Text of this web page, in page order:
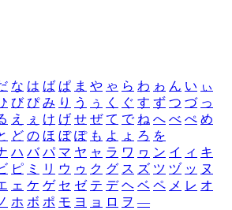
な は ば ぱ ま や ゃ ら わ ゎ ん い ぃ
び ぴ み り う ぅ く ぐ す ず つ づ っ
え ぇ け げ せ ぜ て で ね へ べ ぺ め
ど の ほ ぼ ぽ も よ ょ ろ を
ハ バ パ マ ヤ ャ ラ ワ ヮ ン イ ィ キ
ピ ミ リ ウ ゥ ク グ ス ズ ツ ヅ ッ ヌ
ェ ケ ゲ セ ゼ テ デ ヘ ベ ペ メ レ オ
ホ ボ ポ モ ヨ ョ ロ ヲ ―